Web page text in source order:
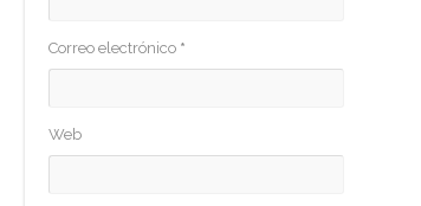
Correo electrónico *
Web